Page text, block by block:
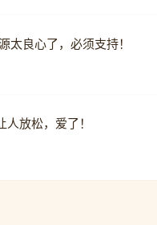
良心了，必须支持！
放松，爱了！